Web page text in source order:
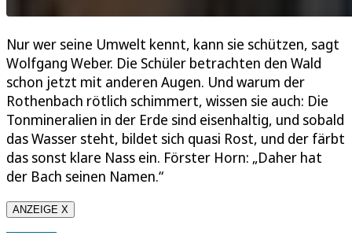
Nur wer seine Umwelt kennt, kann sie schützen, sagt
Wolfgang Weber. Die Schüler betrachten den Wald
schon jetzt mit anderen Augen. Und warum der
Rothenbach rötlich schimmert, wissen sie auch: Die
Tonmineralien in der Erde sind eisenhaltig, und sobald
das Wasser steht, bildet sich quasi Rost, und der färbt
das sonst klare Nass ein. Förster Horn: „Daher hat
der Bach seinen Namen.“
ANZEIGE X